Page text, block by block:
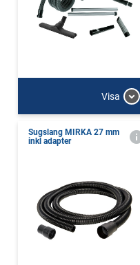
Visa
Sugslang MIRKA 27 mm
inkl adapter